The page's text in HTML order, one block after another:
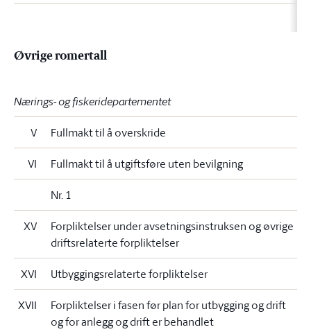
Øvrige romertall
Nærings- og fiskeridepartementet
V Fullmakt til å overskride
VI Fullmakt til å utgiftsføre uten bevilgning
Nr. 1
XV
Forpliktelser under avsetningsinstruksen og øvrige
driftsrelaterte forpliktelser
XVI Utbyggingsrelaterte forpliktelser
XVII
Forpliktelser i fasen før plan for utbygging og drift
og for anlegg og drift er behandlet